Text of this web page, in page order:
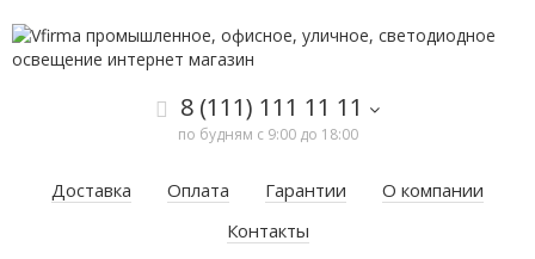
8 (111) 111 11 11
по будням с 9:00 до 18:00
Доставка Оплата Гарантии
О компании
Контакты